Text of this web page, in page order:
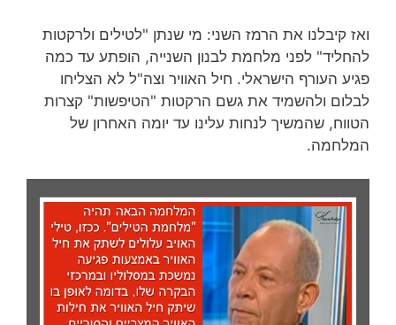
ואז קיבלנו את הרמז השני: מי שנתן "לטילים ולרקטות
להחליד" לפני מלחמת לבנון השנייה, הופתע עד כמה
פגיע העורף הישראלי. חיל האוויר וצה"ל לא הצליחו
לבלום ולהשמיד את גשם הרקטות "הטיפשות" קצרות
הטווח, שהמשיך לנחות עלינו עד יומה האחרון של
המלחמה.